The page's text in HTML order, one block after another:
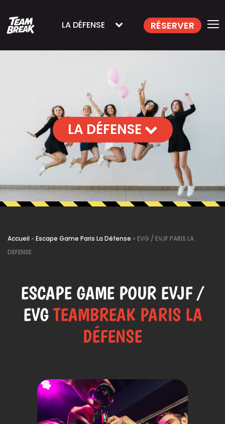
LA DÉFENSE RÉSERVER
LA DÉFENSE
Accueil » Escape Game Paris La Défense » EVG / EVJF PARIS LA
DEFENSE
ESCAPE GAME POUR EVJF /
EVG TEAMBREAK PARIS LA
DÉFENSE